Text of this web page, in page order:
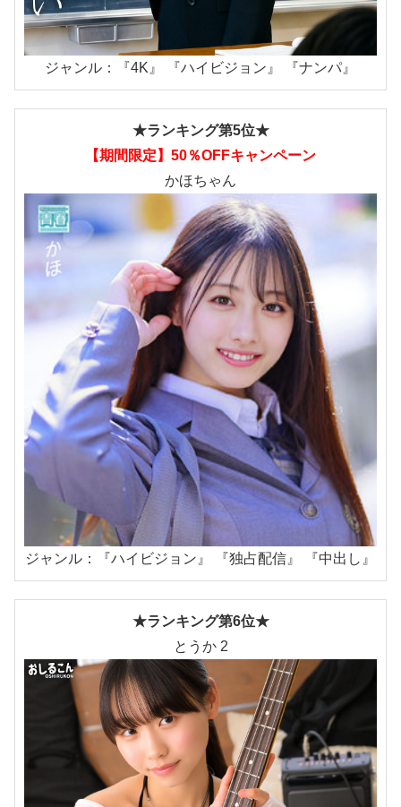
ジャンル：『4K』 『ハイビジョン』 『ナンパ』
★ランキング第5位★
【期間限定】50％OFFキャンペーン
かほちゃん
ジャンル：『ハイビジョン』 『独占配信』 『中出し』
★ランキング第6位★
とうか 2